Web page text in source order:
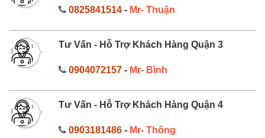
0825841514- Mr- Thuận
Tư Vấn - Hỗ Trợ Khách Hàng Quận 3
0904072157- Mr- Bình
Tư Vấn - Hỗ Trợ Khách Hàng Quận 4
0903181486- Mr- Thông